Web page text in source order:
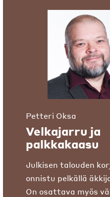
Petteri Oksa
Velkajarru ja
palkkakaasu
Julkisen talouden
onnistu pelkällä
On osattava myös